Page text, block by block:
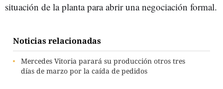
situación de la planta para abrir una negociación formal.
Noticias relacionadas
Mercedes Vitoria parará su producción otros tres
días de marzo por la caída de pedidos